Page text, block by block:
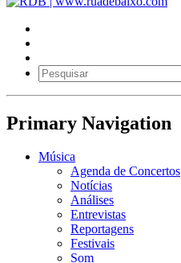
Primary Navigation
Música
Agenda de Concertos
Notícias
Análises
Entrevistas
Reportagens
Festivais
Som